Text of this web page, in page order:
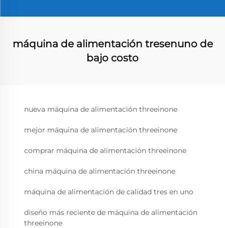
máquina de alimentación tresenuno de
bajo costo
nueva máquina de alimentación threeinone
mejor máquina de alimentación threeinone
comprar máquina de alimentación threeinone
china máquina de alimentación threeinone
máquina de alimentación de calidad tres en uno
diseño más reciente de máquina de alimentación
threeinone